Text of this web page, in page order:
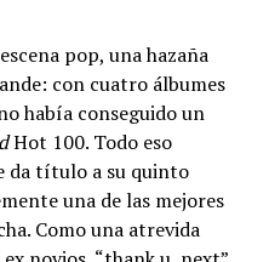
pop, una hazaña
con cuatro álbumes
había conseguido un
Hot 100. Todo eso
da título a su quinto
una de las mejores
Como una atrevida